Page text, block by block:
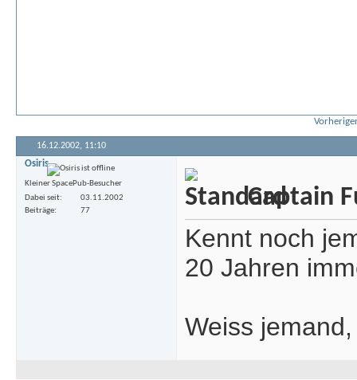
16.12.2002, 11:10
Osiris
Kleiner SpacePub-Besucher
Dabei seit
03.11.2002
Beiträge
77 Captain
Kennt noch
20 Jahren
Weiss